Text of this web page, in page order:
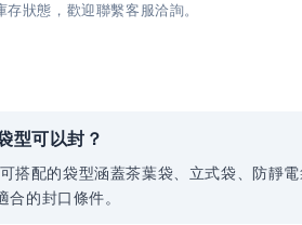
狀態，歡迎聯繫客服洽詢。
型可以封？
搭配的袋型涵蓋茶葉袋、立式袋、防
的封口條件。